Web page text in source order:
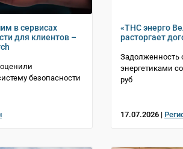
в сервисах
для клиентов –
безопасности
«ТНС энерго
расторгает
Задолженность
энергетиками
руб
17.07.2026 |